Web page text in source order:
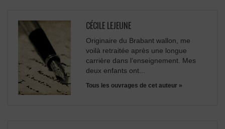
CÉCILE LEJEUNE
Originaire du Brabant wallon, me
voilà retraitée après une longue
carrière dans l’enseignement. Mes
deux enfants ont...
Tous les ouvrages de cet auteur »